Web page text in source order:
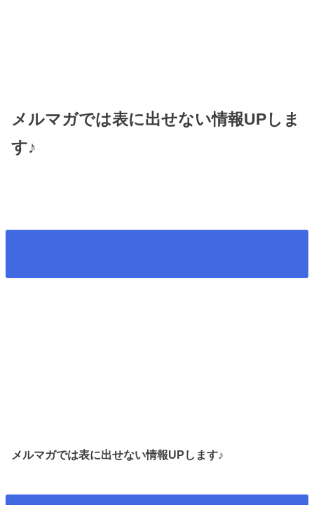
メルマガでは表に出せない情報UPしま
す♪
メルマガでは表に出せない情報UPします♪